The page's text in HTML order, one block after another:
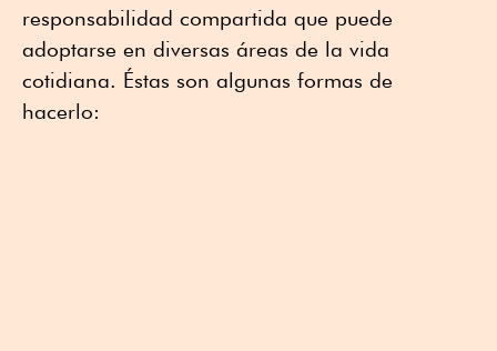
responsabilidad compartida que puede
adoptarse en diversas áreas de la vida
cotidiana. Éstas son algunas formas de
hacerlo: